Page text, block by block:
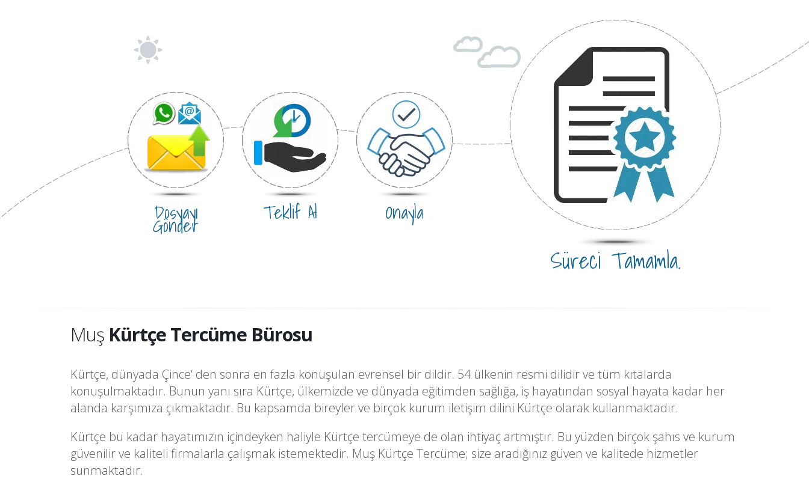
Dosyayı
Gönder Teklif Al Onayla
Süreci Tamamla.
Muş Kürtçe Tercüme Bürosu
Kürtçe, dünyada Çince‘ den sonra en fazla konuşulan evrensel bir dildir. 54 ülkenin resmi dilidir ve tüm kıtalarda
konuşulmaktadır. Bunun yanı sıra Kürtçe, ülkemizde ve dünyada eğitimden sağlığa, iş hayatından sosyal hayata kadar her
alanda karşımıza çıkmaktadır. Bu kapsamda bireyler ve birçok kurum iletişim dilini Kürtçe olarak kullanmaktadır.
Kürtçe bu kadar hayatımızın içindeyken haliyle Kürtçe tercümeye de olan ihtiyaç artmıştır. Bu yüzden birçok şahıs ve kurum
güvenilir ve kaliteli firmalarla çalışmak istemektedir. Muş Kürtçe Tercüme; size aradığınız güven ve kalitede hizmetler
sunmaktadır.